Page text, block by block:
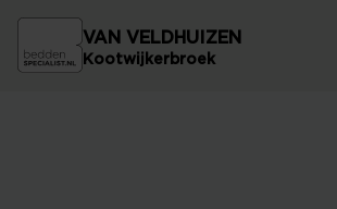
VAN VELDHUIZEN
Kootwijkerbroek